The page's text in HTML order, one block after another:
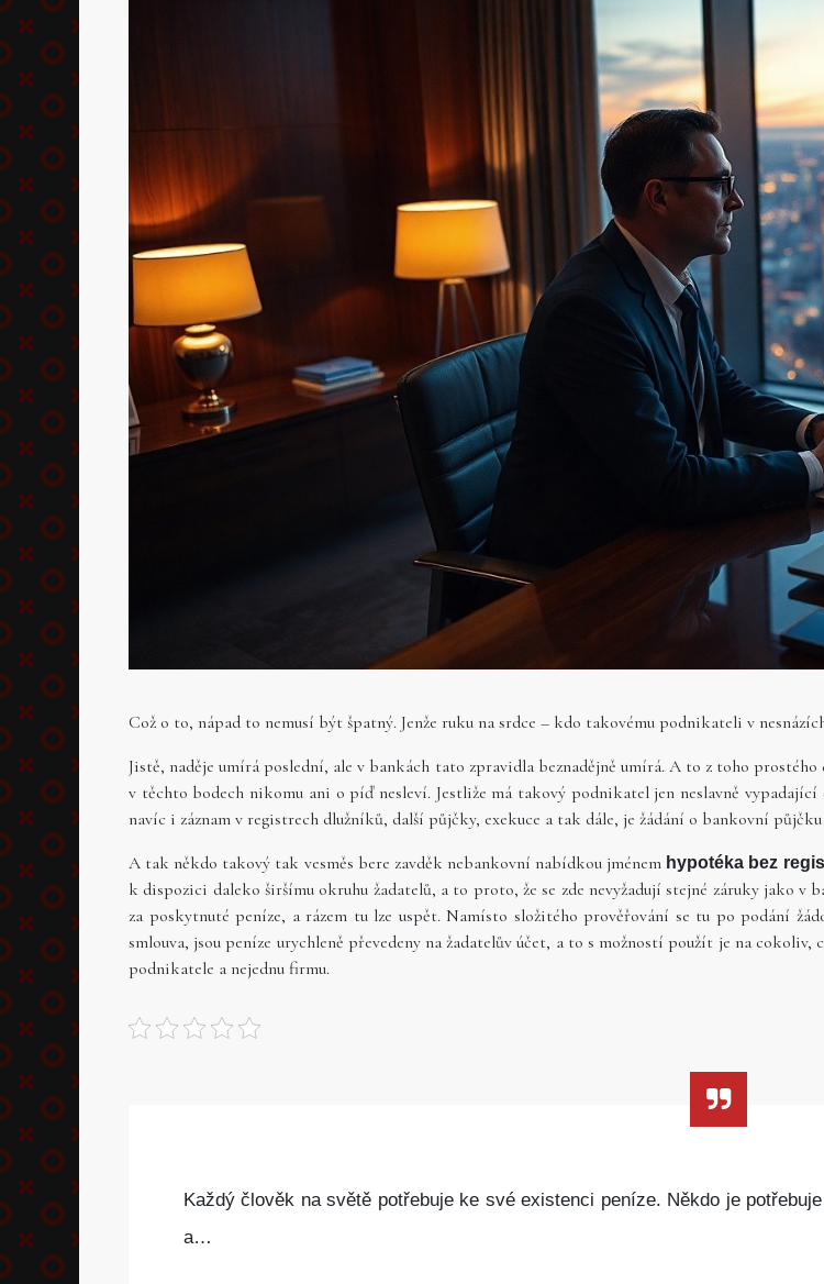
Což o to, nápad to nemusí být špatný. Jenže ruku na srdce – kdo takovému podnikateli v
Jistě, naděje umírá poslední, ale v bankách tato zpravidla beznadějně umírá. A to z toho
v těchto bodech nikomu ani o píď nesleví. Jestliže má takový podnikatel jen neslavně
navíc i záznam v registrech dlužníků, další půjčky, exekuce a tak dále, je žádání o bankovní
A tak někdo takový tak vesměs bere zavděk nebankovní nabídkou jménem hypotéka bez
k dispozici daleko širšímu okruhu žadatelů, a to proto, že se zde nevyžadují stejné záruky jako
za poskytnuté peníze, a rázem tu lze uspět. Namísto složitého prověřování se tu po podání
smlouva, jsou peníze urychleně převedeny na žadatelův účet, a to s možností použít je na
podnikatele a nejednu firmu.
Každý člověk na světě potřebuje ke své existenci peníze. Někdo je
a…